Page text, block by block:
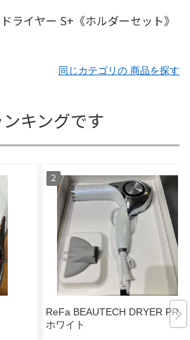
同じカテゴリの 商品を探す
キングです
ReFa BEAUTECH DRYER PRO
ホワイト